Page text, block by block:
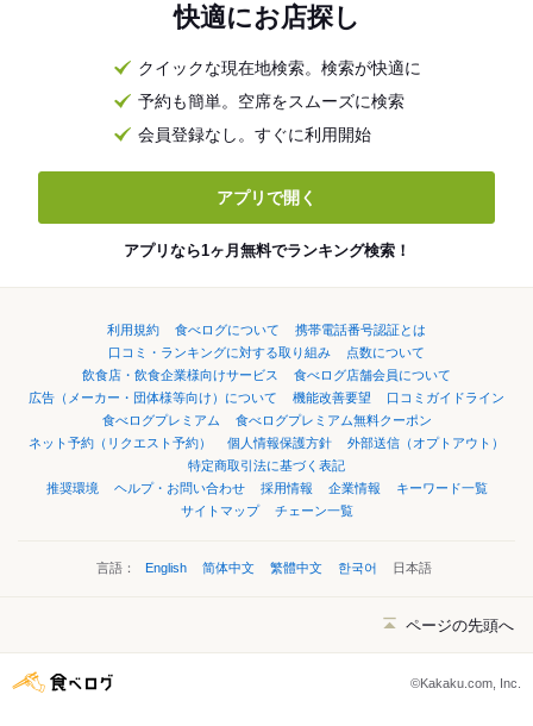
快適にお店探し
クイックな現在地検索。検索が快適に
予約も簡単。空席をスムーズに検索
会員登録なし。すぐに利用開始
アプリで開く
アプリなら1ヶ月無料でランキング検索！
利用規約 食べログについて
携帯電話番号認証とは
口コミ・ランキングに対する取り組み
点数について
飲食店・飲食企業様向けサービス
食べログ店舗会員について
広告（メーカー・団体様等向け）について
機能改善要望
口コミガイドライン
食べログプレミアム
食べログプレミアム無料クーポン
ネット予約（リクエスト予約）
個人情報保護方針
外部送信（オプトアウト）
特定商取引法に基づく表記
推奨環境
ヘルプ・お問い合わせ 採用情報 企業情報
キーワード一覧
サイトマップ
チェーン一覧
言語： English 简体中文 繁體中文 한국어 日本語
ページの先頭へ
©Kakaku.com, Inc.